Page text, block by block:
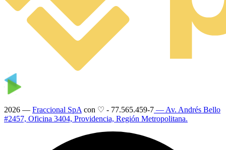
2026 — Fraccional SpA con ♡ - 77.565.459-7 — Av. Andrés Bello
#2457, Oficina 3404, Providencia, Región Metropolitana.